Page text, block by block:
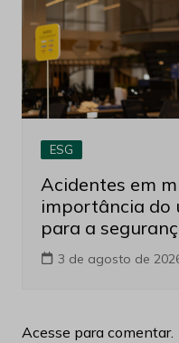
ESG
Acidentes em
importância do
para a
3 de agosto de
Acesse para comentar.